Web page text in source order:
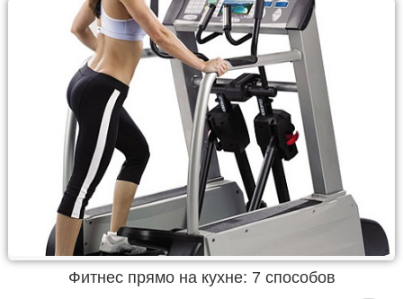
Фитнес прямо на кухне: 7 способов